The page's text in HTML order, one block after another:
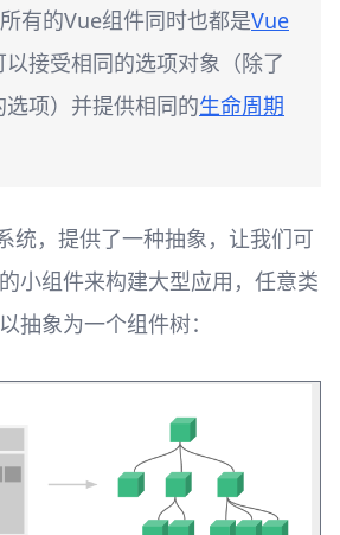
有的Vue组件同时也都是Vue
以接受相同的选项对象（除了
项）并提供相同的生命周期
统，提供了一种抽象，让我们可
小组件来构建大型应用，任意类
抽象为一个组件树：